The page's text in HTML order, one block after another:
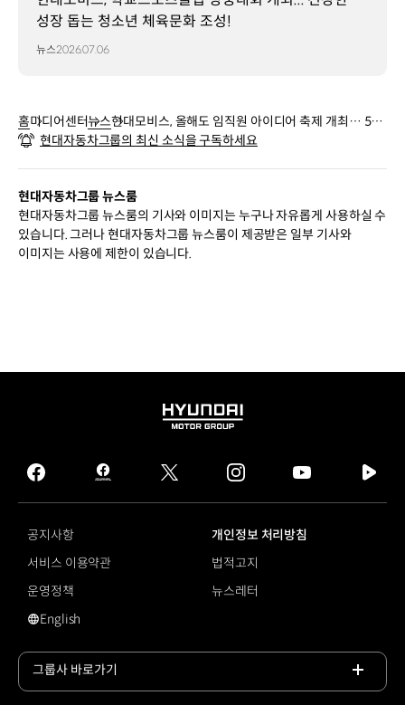
성장 돕는 청소년 체육문화 조성!
뉴스2026.07.06
홈미디어센터뉴스현대모비스, 올해도 임직원 아이디어 축제 개최… 5년
간 총 4,200건 쏟아져!
현대자동차그룹의 최신 소식을 구독하세요
현대자동차그룹 뉴스룸
현대자동차그룹 뉴스룸의 기사와 이미지는 누구나 자유롭게 사용하실 수
있습니다. 그러나 현대자동차그룹 뉴스룸이 제공받은 일부 기사와
이미지는 사용에 제한이 있습니다.
HYUNDAI
GROUP
facebook
hmg
journal
twitter instagram
tv
공지사항
개인정보 처리방침
서비스 이용약관
법적고지
운영정책
뉴스레터
영문 사이트로 이동
English
그룹사 바로가기